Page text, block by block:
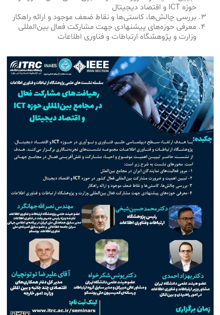
حوزه ICT و اقتصاد دیجیتال
بررسی چالش‌ها، کاستی‌ها و نقاط ضعف موجود و ارائه راهکار
معرفی حوزه‌های پیشنهادی جهت مشارکت فعال بین‌المللی
وزارت و پژوهشگاه ارتباطات و فناوری اطلاعات